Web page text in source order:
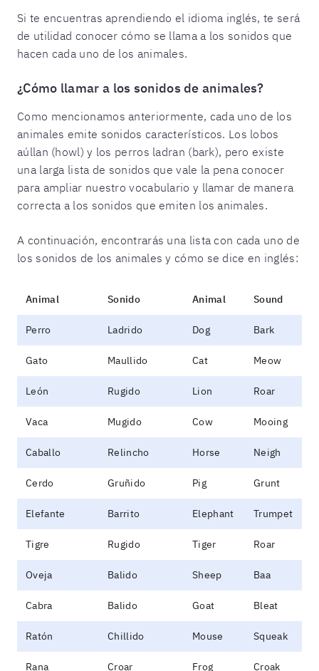
Si te encuentras aprendiendo el idioma inglés, te será
de utilidad conocer cómo se llama a los sonidos que
hacen cada uno de los animales.
¿Cómo llamar a los sonidos de animales?
Como mencionamos anteriormente, cada uno de los
animales emite sonidos característicos. Los lobos
aúllan (howl) y los perros ladran (bark), pero existe
una larga lista de sonidos que vale la pena conocer
para ampliar nuestro vocabulario y llamar de manera
correcta a los sonidos que emiten los animales.
A continuación, encontrarás una lista con cada uno de
los sonidos de los animales y cómo se dice en inglés:
Animal Sonido Animal Sound
Perro Ladrido Dog Bark
Gato Maullido Cat Meow
León Rugido Lion Roar
Vaca Mugido Cow Mooing
Caballo Relincho Horse Neigh
Cerdo Gruñido Pig Grunt
Elefante Barrito Elephant Trumpet
Tigre Rugido Tiger Roar
Oveja Balido Sheep Baa
Cabra Balido Goat Bleat
Ratón Chillido Mouse Squeak
Rana Croar Frog Croak